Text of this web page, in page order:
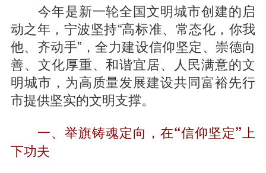
今年是新一轮全国文明城市创建的启
动之年，宁波坚持“高标准、常态化，你我
他、齐动手”，全力建设信仰坚定、崇德向
善、文化厚重、和谐宜居、人民满意的文
明城市，为高质量发展建设共同富裕先行
市提供坚实的文明支撑。
一、举旗铸魂定向，在“信仰坚定”上
下功夫